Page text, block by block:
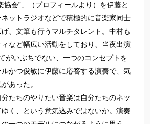
協会”」（プロフィールより）を伊藤と
ットラジオなどで積極的に音楽家同士
、文筆も行うマルチタレント。中村も
など幅広い活動をしており、当夜出演
がいぶちでない、一つのコンセプトを
かつ俊敏に伊藤に応答する演奏で、気
あった。
たちのやりたい音楽は自分たちのネッ
ゆく、という意気込みではないか。演奏